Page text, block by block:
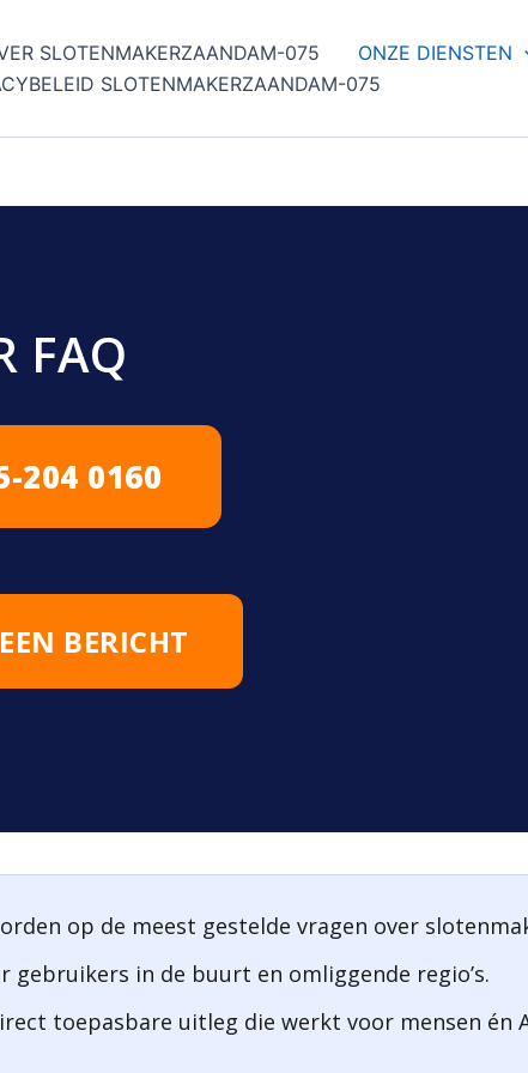
SLOTENMAKERZAANDAM-075 ONZE DIENSTEN
SLOTENMAKERZAANDAM-075
FAQ
204 0160
BERICHT
op de meest gestelde vragen over
gebruikers in de buurt en omliggende regio’s.
toepasbare uitleg die werkt voor mensen én